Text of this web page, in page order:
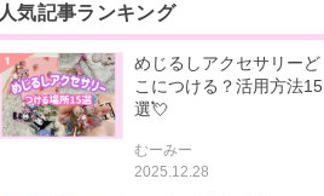
人気記事ランキング
めじるしアクセサリーど
こにつける？活用方法15
選💘
むーみー
2025.12.28